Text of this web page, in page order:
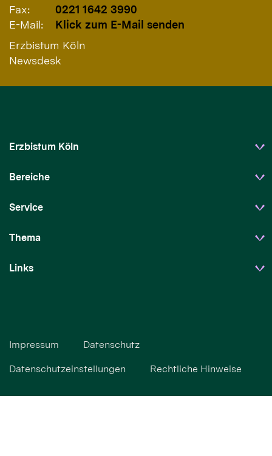
Fax:
0221 1642 3990
E-Mail:
Klick zum E-Mail senden
Erzbistum Köln
Newsdesk
Erzbistum Köln
Bereiche
Service
Thema
Links
Impressum Datenschutz
Datenschutzeinstellungen Rechtliche Hinweise